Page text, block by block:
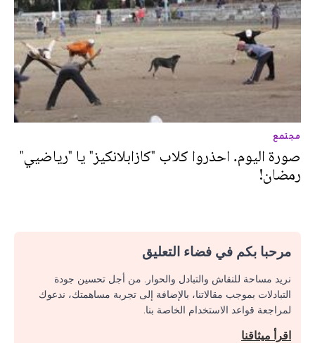
مجتمع
صورة اليوم. احذروا كلاب "كازابلانكيز" يا "رياضيي"
رمضان!
مرحبا بكم في فضاء التعليق
نريد مساحة للنقاش والتبادل والحوار. من أجل تحسين جودة
التبادلات بموجب مقالاتنا، بالإضافة إلى تجربة مساهمتك، ندعوك
لمراجعة قواعد الاستخدام الخاصة بنا.
اقرأ ميثاقنا